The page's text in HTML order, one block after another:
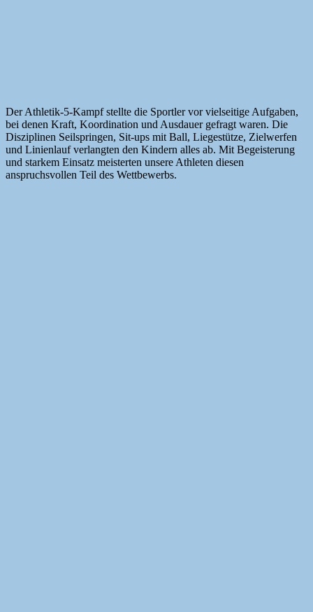
Der Athletik-5-Kampf stellte die Sportler vor vielseitige Aufgaben,
bei denen Kraft, Koordination und Ausdauer gefragt waren. Die
Disziplinen Seilspringen, Sit-ups mit Ball, Liegestütze, Zielwerfen
und Linienlauf verlangten den Kindern alles ab. Mit Begeisterung
und starkem Einsatz meisterten unsere Athleten diesen
anspruchsvollen Teil des Wettbewerbs.